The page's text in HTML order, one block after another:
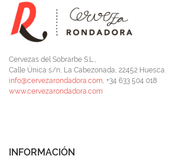
Cervezas del Sobrarbe S.L.,
Calle Única s/n, La Cabezonada, 22452 Huesca.
info@cervezarondadora.com, +34 633 504 018
www.cervezarondadora.com
INFORMACIÓN